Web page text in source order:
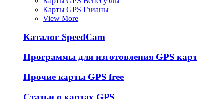
Карты GPS Гвианы
View More
Каталог SpeedCam
Программы для изготовления GPS карт
Прочие карты GPS free
Статьи о картах GPS